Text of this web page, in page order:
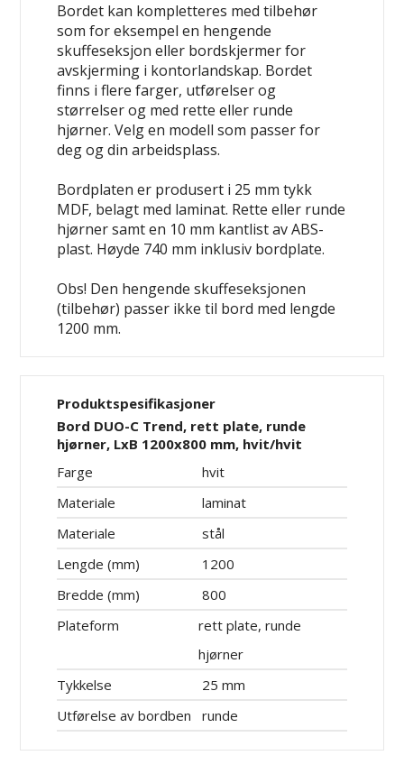
Bordet kan kompletteres med tilbehør
som for eksempel en hengende
skuffeseksjon eller bordskjermer for
avskjerming i kontorlandskap. Bordet
finns i flere farger, utførelser og
størrelser og med rette eller runde
hjørner. Velg en modell som passer for
deg og din arbeidsplass.
Bordplaten er produsert i 25 mm tykk
MDF, belagt med laminat. Rette eller runde
hjørner samt en 10 mm kantlist av ABS-
plast. Høyde 740 mm inklusiv bordplate.
Obs! Den hengende skuffeseksjonen
(tilbehør) passer ikke til bord med lengde
1200 mm.
Produktspesifikasjoner
Bord DUO-C Trend, rett plate, runde
hjørner, LxB 1200x800 mm, hvit/hvit
Farge
hvit
Materiale
laminat
Materiale
stål
Lengde (mm)
1200
Bredde (mm)
800
Plateform
rett plate, runde
hjørner
Tykkelse
25 mm
Utførelse av bordben
runde